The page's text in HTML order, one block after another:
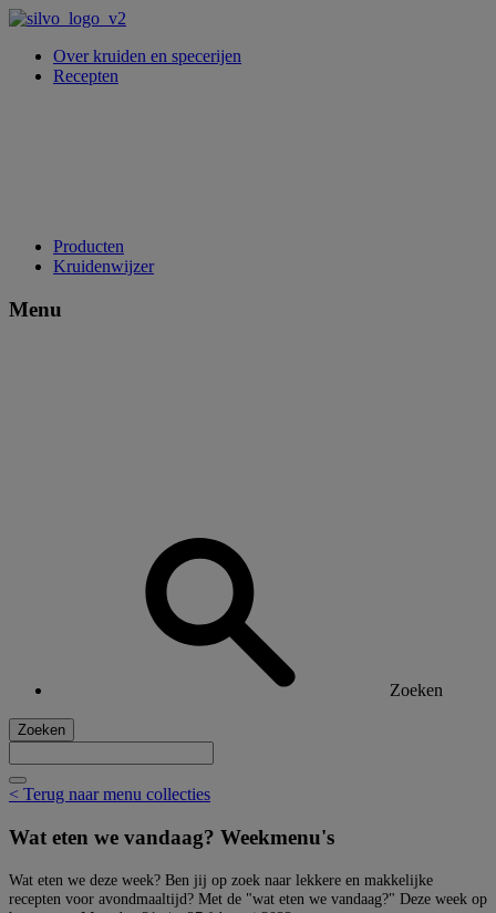
Over kruiden en specerijen
Recepten
Producten
Kruidenwijzer
Menu
Zoeken
Zoeken
< Terug naar menu collecties
Wat eten we vandaag? Weekmenu's
Wat eten we deze week? Ben jij op zoek naar lekkere en makkelijke
recepten voor avondmaaltijd? Met de "wat eten we vandaag?" Deze week op